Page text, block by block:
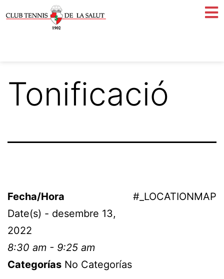
Tonificació
#_LOCATIONMAP
Fecha/Hora
Date(s) - desembre 13,
2022
8:30 am - 9:25 am
Categorías No Categorías